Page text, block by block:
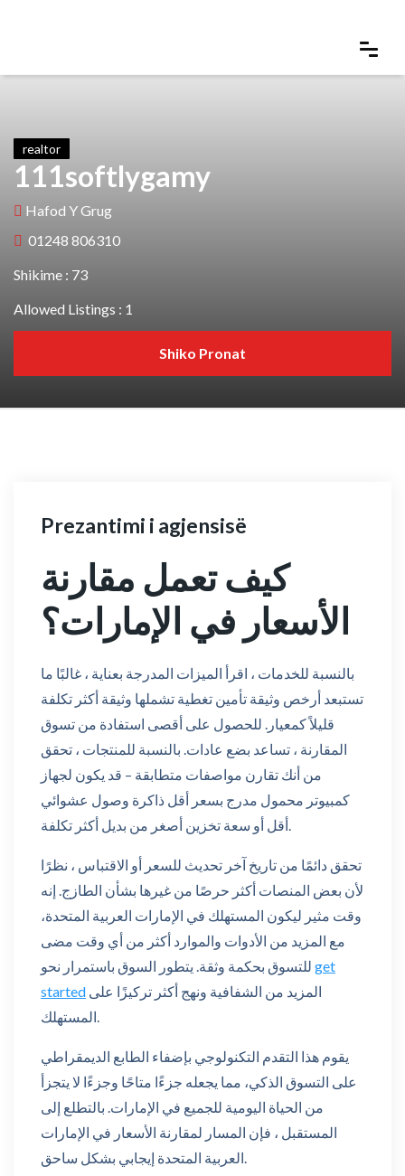
realtor
111softlygamy
Hafod Y Grug
01248 806310
Shikime : 73
Allowed Listings : 1
Shiko Pronat
Prezantimi i agjensisë
كيف تعمل مقارنة
الأسعار في الإمارات؟
بالنسبة للخدمات ، اقرأ الميزات المدرجة بعناية ، غالبًا ما
تستبعد أرخص وثيقة تأمين تغطية تشملها وثيقة أكثر تكلفة
قليلاً كمعيار. للحصول على أقصى استفادة من تسوق
المقارنة ، تساعد بضع عادات. بالنسبة للمنتجات ، تحقق
من أنك تقارن مواصفات متطابقة – قد يكون لجهاز
كمبيوتر محمول مدرج بسعر أقل ذاكرة وصول عشوائي
أقل أو سعة تخزين أصغر من بديل أكثر تكلفة.
تحقق دائمًا من تاريخ آخر تحديث للسعر أو الاقتباس ، نظرًا
لأن بعض المنصات أكثر حرصًا من غيرها بشأن الطازج. إنه
وقت مثير ليكون المستهلك في الإمارات العربية المتحدة،
مع المزيد من الأدوات والموارد أكثر من أي وقت مضى
get
started
المستهلك.
يقوم هذا التقدم التكنولوجي بإضفاء الطابع الديمقراطي
على التسوق الذكي، مما يجعله جزءًا متاحًا وجزءًا لا يتجزأ
من الحياة اليومية للجميع في الإمارات. بالتطلع إلى
المستقبل ، فإن المسار لمقارنة الأسعار في الإمارات
العربية المتحدة إيجابي بشكل ساحق.